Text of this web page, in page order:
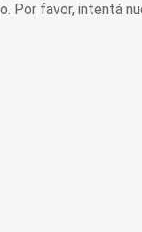
Por favor, intentá